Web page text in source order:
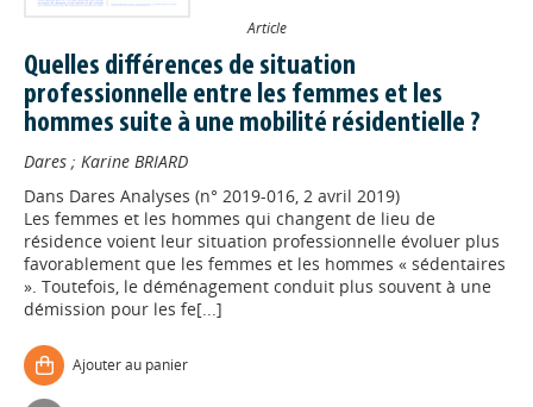
Article
Quelles différences de situation
professionnelle entre les femmes et les
hommes suite à une mobilité résidentielle ?
Dares ; Karine BRIARD
Dans Dares Analyses (n° 2019-016, 2 avril 2019)
Les femmes et les hommes qui changent de lieu de
résidence voient leur situation professionnelle évoluer plus
favorablement que les femmes et les hommes « sédentaires
». Toutefois, le déménagement conduit plus souvent à une
démission pour les fe[...]
Ajouter au panier